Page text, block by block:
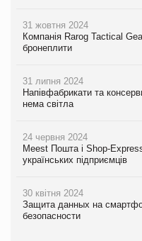
31 жовтня 2024
Компанія Rarog Tactical
бронеплити
31 липня 2024
Напівфабрикати та
нема світла
24 червня 2024
Meest Пошта і Shop-
українських підприємців
30 квітня 2024
Защита данных на
безопасности